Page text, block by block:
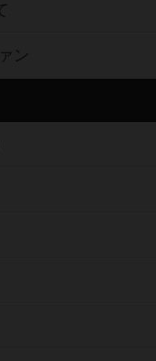
ン